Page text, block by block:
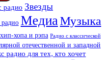
радио Звезды
МедиаМузыка
хопа и рэпа Радио с классической
отечественной и западной
радио для тех, кто хочет